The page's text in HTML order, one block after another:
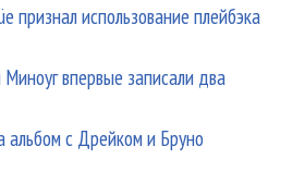
признал использование плейбэка
впервые записали два
альбом с Дрейком и Бруно